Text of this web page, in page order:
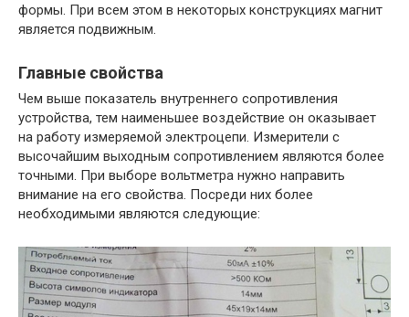
формы. При всем этом в некоторых конструкциях магнит
является подвижным.
Главные свойства
Чем выше показатель внутреннего сопротивления
устройства, тем наименьшее воздействие он оказывает
на работу измеряемой электроцепи. Измерители с
высочайшим выходным сопротивлением являются более
точными. При выборе вольтметра нужно направить
внимание на его свойства. Посреди них более
необходимыми являются следующие: